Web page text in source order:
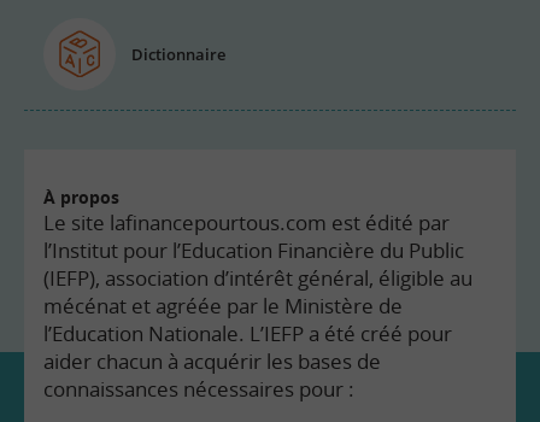
Dictionnaire
À propos
Le site lafinancepourtous.com est édité par
l’Institut pour l’Education Financière du Public
(IEFP), association d’intérêt général, éligible au
mécénat et agréée par le Ministère de
l’Education Nationale. L’IEFP a été créé pour
aider chacun à acquérir les bases de
connaissances nécessaires pour :